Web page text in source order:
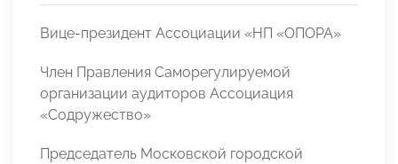
Вице-президент Ассоциации «НП «ОПОРА»
Член Правления Саморегулируемой
организации аудиторов Ассоциация
«Содружество»
Председатель Московской городской